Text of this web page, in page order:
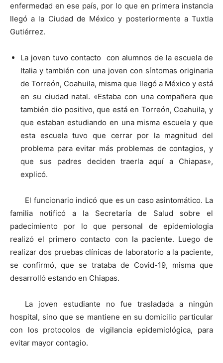
enfermedad en ese país, por lo que en primera instancia
llegó a la Ciudad de México y posteriormente a Tuxtla
Gutiérrez.
La joven tuvo contacto con alumnos de la escuela de
Italia y también con una joven con síntomas originaria
de Torreón, Coahuila, misma que llegó a México y está
en su ciudad natal. «Estaba con una compañera que
también dio positivo, que está en Torreón, Coahuila, y
que estaban estudiando en una misma escuela y que
esta escuela tuvo que cerrar por la magnitud del
problema para evitar más problemas de contagios, y
que sus padres deciden traerla aquí a Chiapas»,
explicó.
El funcionario indicó que es un caso asintomático. La
familia notificó a la Secretaría de Salud sobre el
padecimiento por lo que personal de epidemiologia
realizó el primero contacto con la paciente. Luego de
realizar dos pruebas clínicas de laboratorio a la paciente,
se confirmó, que se trataba de Covid-19, misma que
desarrolló estando en Chiapas.
La joven estudiante no fue trasladada a ningún
hospital, sino que se mantiene en su domicilio particular
con los protocolos de vigilancia epidemiológica, para
evitar mayor contagio.